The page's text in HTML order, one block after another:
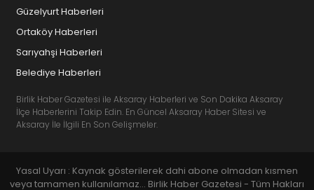
Güzelyurt Haberleri
Ortaköy Haberleri
Sarıyahşi Haberleri
Belediye Haberleri
Birlik Haber Gazetesi ile Aksaray Haberleri ve Son Dakika Aksaray
İlçe Haberlerini Takip Edin. En Güncel Aksaray Haber Sitesi ve
Aksaray İle İlgili En Son Gelişmeler.
Yasal Uyarı : Kaynak gösterilerek dahi abone olmadan kısmen
veya tamamen kullanılamaz... Birlik Haber Gazetesi - Tüm Hakları